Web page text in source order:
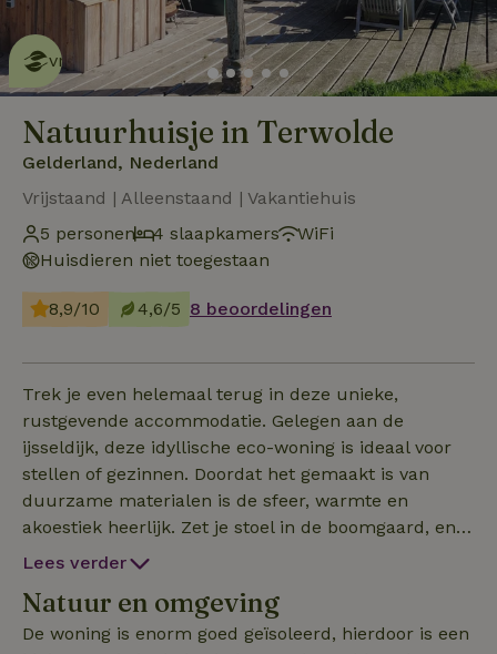
Dit natuurhuisje is eco-
vriendelijk
lees meer
Natuurhuisje in Terwolde
Gelderland, Nederland
Vrijstaand | Alleenstaand | Vakantiehuis
5 personen
4 slaapkamers
WiFi
Huisdieren niet toegestaan
8,9/10 4,6/5 8 beoordelingen
Trek je even helemaal terug in deze unieke,
rustgevende accommodatie. Gelegen aan de
ijsseldijk, deze idyllische eco-woning is ideaal voor
stellen of gezinnen. Doordat het gemaakt is van
duurzame materialen is de sfeer, warmte en
akoestiek heerlijk. Zet je stoel in de boomgaard, en
geniet van de vele vogels in de tuin en rondom de
het groendak. Aan de voorzijde is een voetbalveld.
Apeldoorn, Zwolle maar vooral Deventer zijn zeer
Lees verder
Natuur en omgeving
De woning is enorm goed geïsoleerd, hierdoor is een